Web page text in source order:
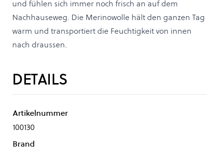
und fühlen sich immer noch frisch an auf dem
Nachhauseweg. Die Merinowolle hält den ganzen Tag
warm und transportiert die Feuchtigkeit von innen
nach draussen.
DETAILS
Artikelnummer
100130
Brand